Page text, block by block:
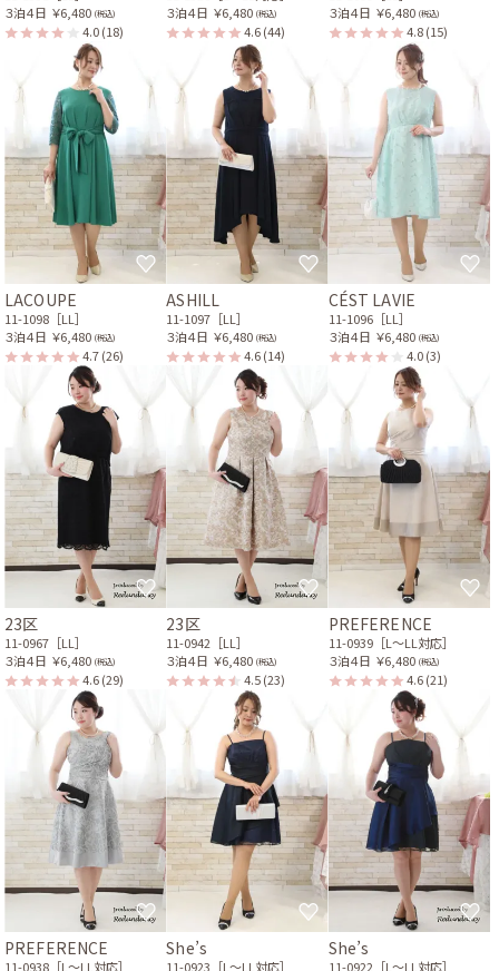
３泊４日 ￥6,480 (税込)
4.0(18)
３泊４日 ￥6,480 (税込)
4.6(44)
３泊４日 ￥6,480 (税込)
4.8(15)
LACOUPE
11-1098［LL］
３泊４日 ￥6,480 (税込)
4.7(26)
ASHILL
11-1097［LL］
３泊４日 ￥6,480 (税込)
4.6(14)
CÉST LAVIE
11-1096［LL］
３泊４日 ￥6,480 (税込)
4.0(3)
23区
11-0967［LL］
３泊４日 ￥6,480 (税込)
4.6(29)
23区
11-0942［LL］
３泊４日 ￥6,480 (税込)
4.5(23)
PREFERENCE
11-0939［L〜LL対応］
３泊４日 ￥6,480 (税込)
4.6(21)
PREFERENCE
11-0938［L〜LL対応］
She’s
11-0923［L〜LL対応］
She’s
11-0922［L〜LL対応］